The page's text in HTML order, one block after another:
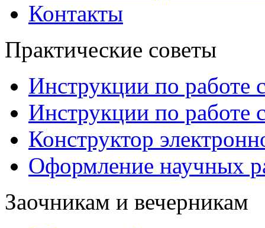
Контакты
Практические советы
Инструкции по работе
Инструкции по работе
Конструктор
Оформление научных
Заочникам и вечерникам